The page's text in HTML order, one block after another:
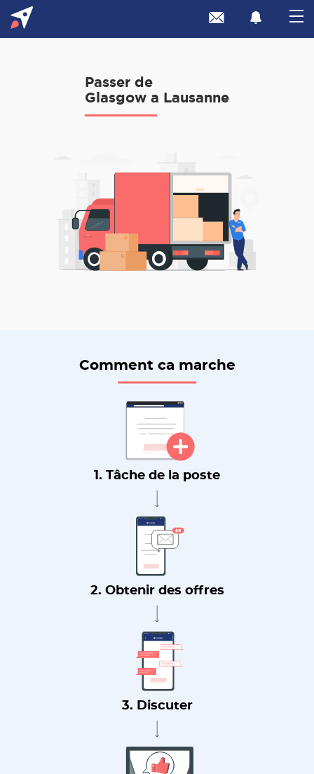
Passer de
Glasgow a Lausanne
Comment ca marche
1. Tâche de la poste
2. Obtenir des offres
3. Discuter